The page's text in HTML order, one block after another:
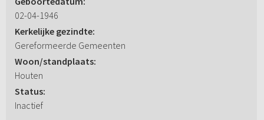
02-04-1946
Kerkelijke gezindte:
Gereformeerde Gemeenten
Woon/standplaats:
Houten
Status:
Inactief